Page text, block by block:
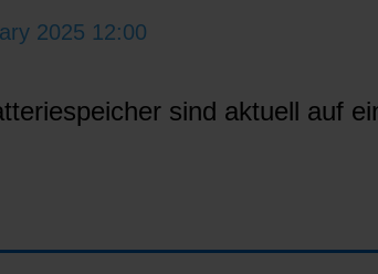
2025 12:00
sind aktuell auf